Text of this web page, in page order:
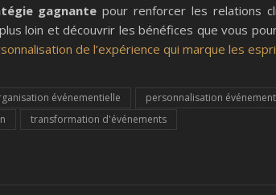
gagnante pour renforcer les relations
loin et découvrir les bénéfices que vous
de l’expérience qui marque les
événementielle
personnalisation
transformation d'événements